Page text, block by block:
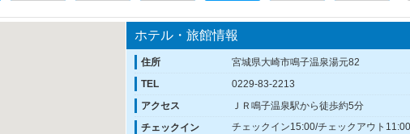
ホテル・旅館情報
住所
宮城県大崎市鳴子温泉湯元82
TEL
0229-83-2213
アクセス
ＪＲ鳴子温泉駅から徒歩約5分
チェックイン
チェックイン15:00/チェックアウト